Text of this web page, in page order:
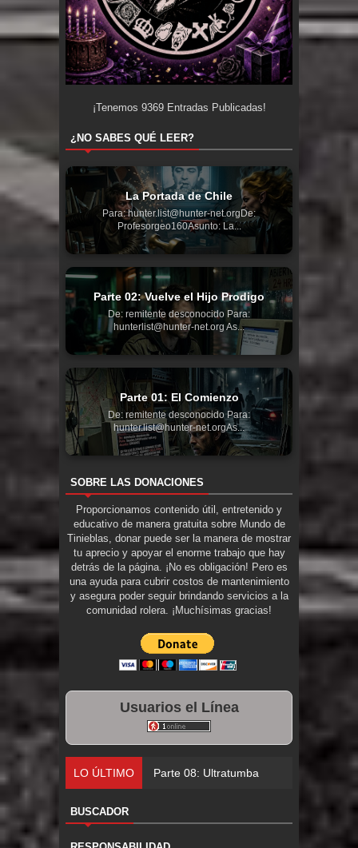
¡Tenemos 9369Entradas Publicadas!
¿NO SABES QUÉ LEER?
La Portada de Chile
Para: hunter.list@hunter-net.orgDe:
Profesorgeo160Asunto: La...
Parte 02: Vuelve el Hijo Prodigo
De: remitente desconocido Para:
hunterlist@hunter-net.org As...
Parte 01: El Comienzo
De: remitente desconocido Para:
hunter.list@hunter-net.orgAs...
SOBRE LAS DONACIONES
Proporcionamos contenido útil, entretenido y
educativo de manera gratuita sobre Mundo de
Tinieblas, donar puede ser la manera de mostrar
tu aprecio y apoyar el enorme trabajo que hay
detrás de la página. ¡No es obligación! Pero es
una ayuda para cubrir costos de mantenimiento
y asegura poder seguir brindando servicios a la
comunidad rolera. ¡Muchísimas gracias!
Usuarios el Línea
LO ÚLTIMO Parte 08: Ultratumba
BUSCADOR